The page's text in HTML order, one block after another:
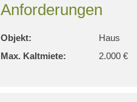
Anforderungen
Objekt:
Haus
Max. Kaltmiete:
2.000 €